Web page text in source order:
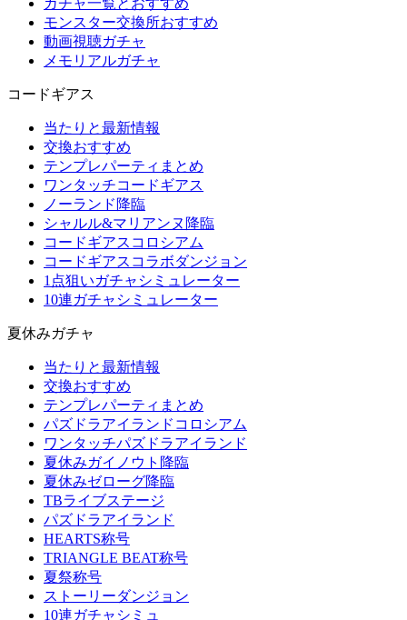
ガチャ一覧とおすすめ
モンスター交換所おすすめ
動画視聴ガチャ
メモリアルガチャ
コードギアス
当たりと最新情報
交換おすすめ
テンプレパーティまとめ
ワンタッチコードギアス
ノーランド降臨
シャルル&マリアンヌ降臨
コードギアスコロシアム
コードギアスコラボダンジョン
1点狙いガチャシミュレーター
10連ガチャシミュレーター
夏休みガチャ
当たりと最新情報
交換おすすめ
テンプレパーティまとめ
パズドラアイランドコロシアム
ワンタッチパズドラアイランド
夏休みガイノウト降臨
夏休みゼローグ降臨
TBライブステージ
パズドラアイランド
HEARTS称号
TRIANGLE BEAT称号
夏祭称号
ストーリーダンジョン
10連ガチャシミュ